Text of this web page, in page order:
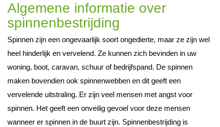
Algemene informatie over
spinnenbestrijding
Spinnen zijn een ongevaarlijk soort ongedierte, maar ze zijn wel
heel hinderlijk en vervelend. Ze kunnen zich bevinden in uw
woning, boot, caravan, schuur of bedrijfspand. De spinnen
maken bovendien ook spinnenwebben en dit geeft een
vervelende uitstraling. Er zijn veel mensen met angst voor
spinnen. Het geeft een onveilig gevoel voor deze mensen
wanneer er spinnen in de buurt zijn. Spinnenbestrijding is